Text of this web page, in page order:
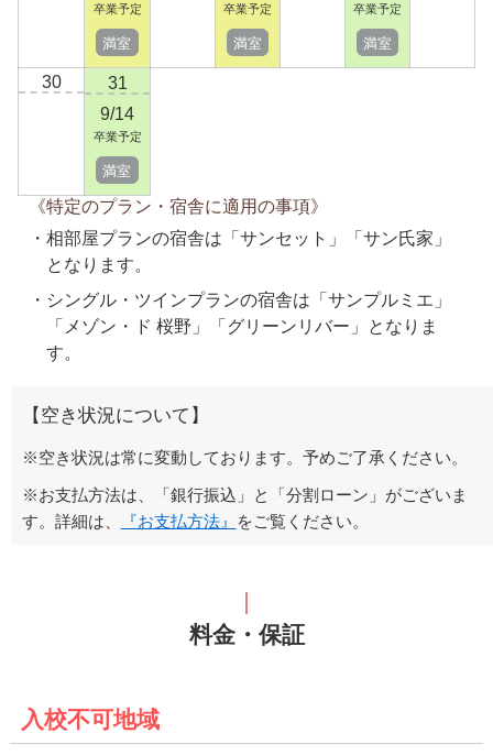
卒業予定
満室
卒業予定
満室
卒業予定
満室
30
31
9/14
卒業予定
満室
《特定のプラン・宿舎に適用の事項》
相部屋プランの宿舎は「サンセット」「サン氏家」
となります。
シングル・ツインプランの宿舎は「サンプルミエ」
「メゾン・ド 桜野」「グリーンリバー」となりま
す。
【空き状況について】
※空き状況は常に変動しております。予めご了承ください。
※お支払方法は、「銀行振込」と「分割ローン」がございま
す。詳細は、
『お支払方法』 をご覧ください。
料金・保証
入校不可地域